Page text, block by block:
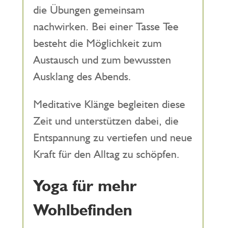
die Übungen gemeinsam
nachwirken. Bei einer Tasse Tee
besteht die Möglichkeit zum
Austausch und zum bewussten
Ausklang des Abends.
Meditative Klänge begleiten diese
Zeit und unterstützen dabei, die
Entspannung zu vertiefen und neue
Kraft für den Alltag zu schöpfen.
Yoga für mehr
Wohlbefinden